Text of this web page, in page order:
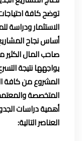
توضح كافة
الاستثمار ودراسة
أساسنجاح
صاحب المال
يواجهها نتيجة
المشروع من كافة
المتخصصة
أهمية دراسات
العناصر التالية: